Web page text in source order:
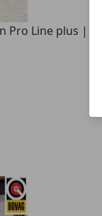
Pro Line plus |